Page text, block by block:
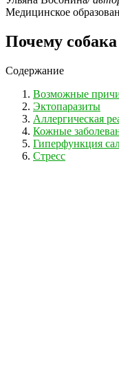
Медицинское
Почему
Содержание
Возможные
Эктопаразиты
Аллергическая
Кожные
Гиперфункция
Стресс